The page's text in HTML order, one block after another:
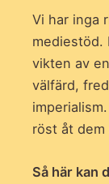
Vi har inga
mediestöd.
vikten av
välfärd,
röst åt dem
Så här kan